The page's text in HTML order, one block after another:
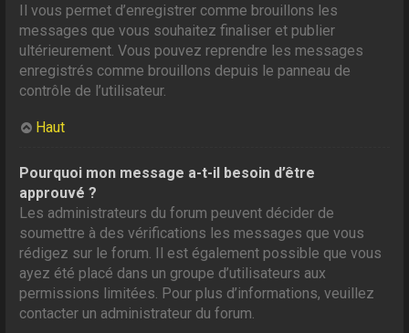
Il vous permet d’enregistrer comme brouillons les
messages que vous souhaitez finaliser et publier
ultérieurement. Vous pouvez reprendre les messages
enregistrés comme brouillons depuis le panneau de
contrôle de l’utilisateur.
Haut
Pourquoi mon message a-t-il besoin d’être
approuvé ?
Les administrateurs du forum peuvent décider de
soumettre à des vérifications les messages que vous
rédigez sur le forum. Il est également possible que vous
ayez été placé dans un groupe d’utilisateurs aux
permissions limitées. Pour plus d’informations, veuillez
contacter un administrateur du forum.